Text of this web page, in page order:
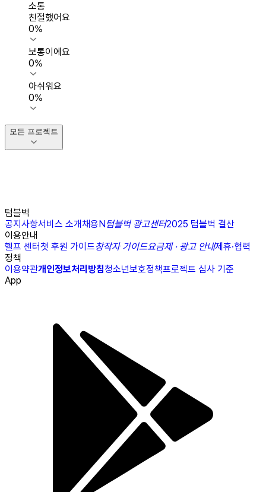
소통
친절했어요
0%
보통이에요
0%
아쉬워요
0%
모든 프로젝트
텀블벅
공지사항서비스 소개채용N텀블벅 광고센터2025 텀블벅 결산
이용안내
헬프 센터첫 후원 가이드창작자 가이드요금제 · 광고 안내제휴·협력
정책
이용약관개인정보처리방침청소년보호정책프로젝트 심사 기준
App